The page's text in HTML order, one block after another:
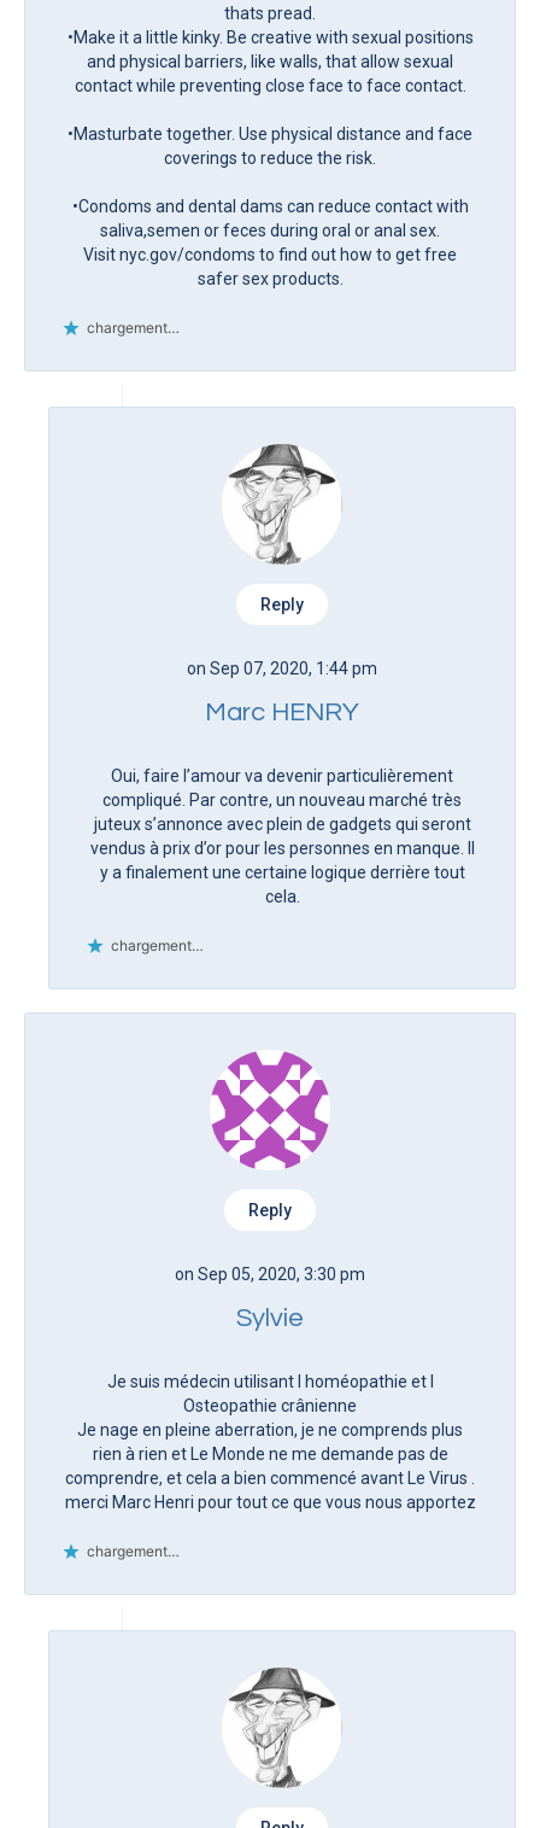
thats pread.
•Make it a little kinky. Be creative with sexual positions
and physical barriers, like walls, that allow sexual
contact while preventing close face to face contact.
•Masturbate together. Use physical distance and face
coverings to reduce the risk.
•Condoms and dental dams can reduce contact with
saliva,semen or feces during oral or anal sex.
Visit nyc.gov/condoms to find out how to get free
safer sex products.
chargement…
Reply
on Sep 07, 2020, 1:44 pm
Marc HENRY
Oui, faire l’amour va devenir particulièrement
compliqué. Par contre, un nouveau marché très
juteux s’annonce avec plein de gadgets qui seront
vendus à prix d’or pour les personnes en manque. Il
y a finalement une certaine logique derrière tout
cela.
chargement…
Reply
on Sep 05, 2020, 3:30 pm
Sylvie
Je suis médecin utilisant l homéopathie et l
Osteopathie crânienne
Je nage en pleine aberration, je ne comprends plus
rien à rien et Le Monde ne me demande pas de
comprendre, et cela a bien commencé avant Le Virus .
merci Marc Henri pour tout ce que vous nous apportez
chargement…